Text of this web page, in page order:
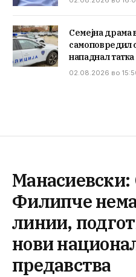
Семејна драма
самоповредил
нападнал татка
02.08.2026 во
Филипче
линии,
нови
предавства